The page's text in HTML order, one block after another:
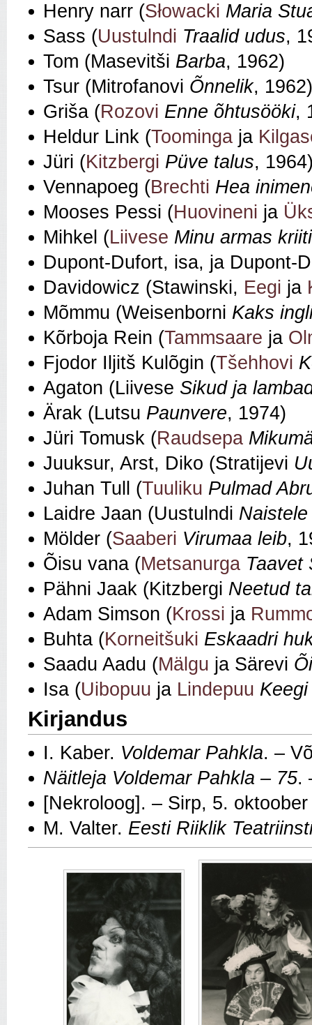
Henry narr (Słowacki Maria
Sass (Uustulndi Traalid udus,
Tom (Masevitši Barba, 1962)
Tsur (Mitrofanovi Õnnelik, 1962)
Griša (Rozovi Enne õhtusööki,
Heldur Link (Toominga ja
Jüri (Kitzbergi Püve talus,
Vennapoeg (Brechti Hea
Mooses Pessi (Huovineni ja
Mihkel (Liivese Minu armas
Dupont-Dufort, isa, ja Dupont-
Davidowicz (Stawinski, Eegi ja
Mõmmu (Weisenborni Kaks
Kõrboja Rein (Tammsaare ja
Fjodor Iljitš Kulõgin (Tšehhovi
Agaton (Liivese Sikud ja
Ärak (Lutsu Paunvere, 1974)
Jüri Tomusk (Raudsepa
Juuksur, Arst, Diko (Stratijevi
Juhan Tull (Tuuliku Pulmad
Laidre Jaan (Uustulndi
Mölder (Saaberi Virumaa leib,
Õisu vana (Metsanurga Taavet
Pähni Jaak (Kitzbergi Neetud
Adam Simson (Krossi ja
Buhta (Korneitšuki Eskaadri
Saadu Aadu (Mälgu ja Särevi
Isa (Uibopuu ja Lindepuu
Kirjandus
I. Kaber. Voldemar Pahkla. –
Näitleja Voldemar Pahkla – 75.
[Nekroloog]. – Sirp, 5.
M. Valter. Eesti Riiklik